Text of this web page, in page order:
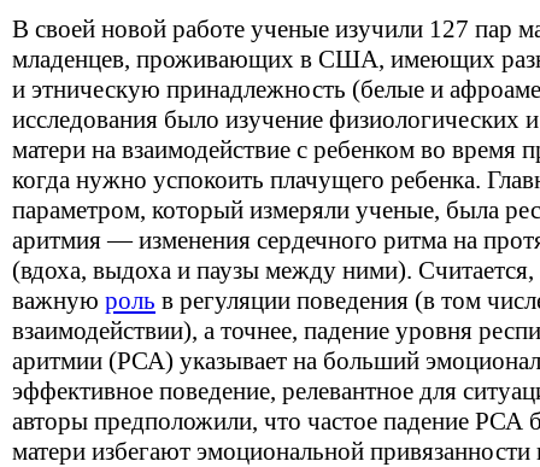
В своей новой работе ученые изучили 127 пар
младенцев, проживающих в США, имеющих
и этническую принадлежность (белые и
исследования было изучение физиологических
матери на взаимодействие с ребенком во время
когда нужно успокоить плачущего ребенка.
параметром, который измеряли ученые, была
аритмия — изменения сердечного ритма на
(вдоха, выдоха и паузы между ними). Считается,
важную роль в регуляции поведения (в том
взаимодействии), а точнее, падение уровня
аритмии (РСА) указывает на больший
эффективное поведение, релевантное для
авторы предположили, что частое падение РСА
матери избегают эмоциональной привязанности